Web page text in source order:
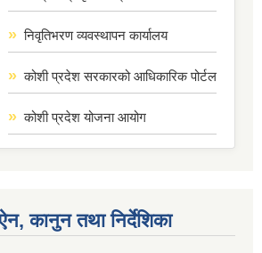
निवृतिभरण व्यवस्थापन कार्यालय
कोशी प्रदेश सरकारको आधिकारिक पोर्टल
कोशी प्रदेश योजना आयोग
कानुन तथा निर्देशिका